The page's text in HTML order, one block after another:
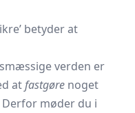
betyder at
verden er
atfastgøre noget
møder du i